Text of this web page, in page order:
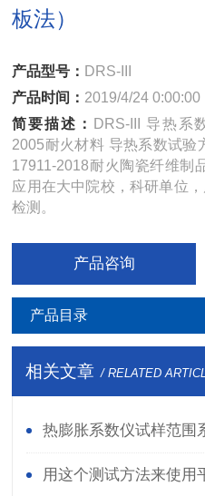
板法）
产品型号： DRS-III
产品时间： 2019/4/24 0:00:00
简要描述：
DRS-III 导热系
2005耐火材料 导热系数试验
17911-2018耐火陶瓷纤维制
应用在大中院校，科研单位
检测。
产品咨询
产品目录
相关文章 / RELATED
热膨胀系数仪试样范围
用这个测试方法来使用